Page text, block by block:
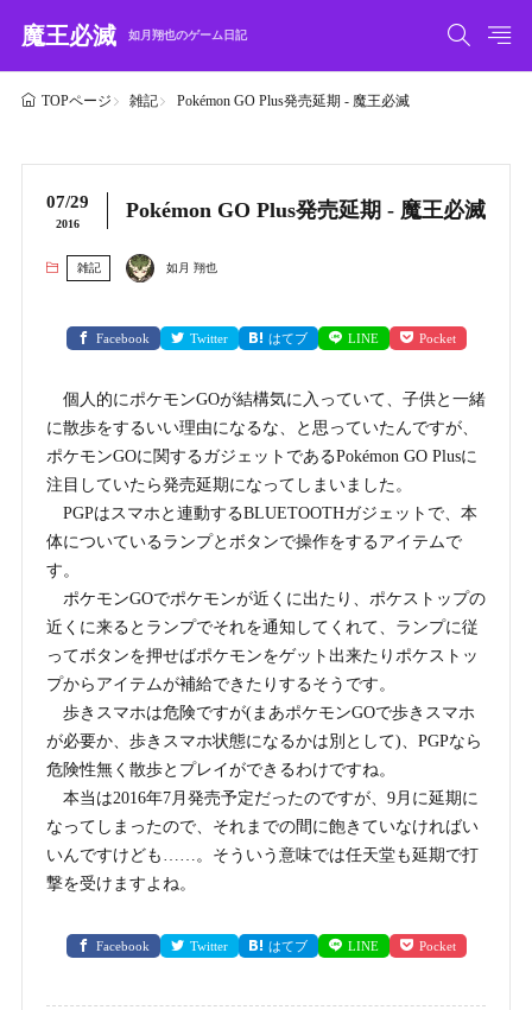
魔王必滅 如月翔也のゲーム日記
TOPページ 雑記 Pokémon GO Plus発売延期 - 魔王必滅
07/29
2016
Pokémon GO Plus発売延期 - 魔王必滅
雑記 如月 翔也
Facebook Twitter はてブ LINE Pocket
個人的にポケモンGOが結構気に入っていて、子供と一緒
に散歩をするいい理由になるな、と思っていたんですが、
ポケモンGOに関するガジェットであるPokémon GO Plusに
注目していたら発売延期になってしまいました。
PGPはスマホと連動するBLUETOOTHガジェットで、本
体についているランプとボタンで操作をするアイテムで
す。
ポケモンGOでポケモンが近くに出たり、ポケストップの
近くに来るとランプでそれを通知してくれて、ランプに従
ってボタンを押せばポケモンをゲット出来たりポケストッ
プからアイテムが補給できたりするそうです。
歩きスマホは危険ですが(まあポケモンGOで歩きスマホ
が必要か、歩きスマホ状態になるかは別として)、PGPなら
危険性無く散歩とプレイができるわけですね。
本当は2016年7月発売予定だったのですが、9月に延期に
なってしまったので、それまでの間に飽きていなければい
いんですけども……。そういう意味では任天堂も延期で打
撃を受けますよね。
Facebook Twitter はてブ LINE Pocket